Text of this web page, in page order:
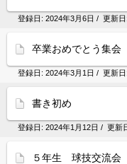
登録日: 2024年3月6日 / 更新日:
卒業おめでとう集会
登録日: 2024年3月1日 / 更新日:
書き初め
登録日: 2024年1月12日 / 更新
５年生 球技交流会